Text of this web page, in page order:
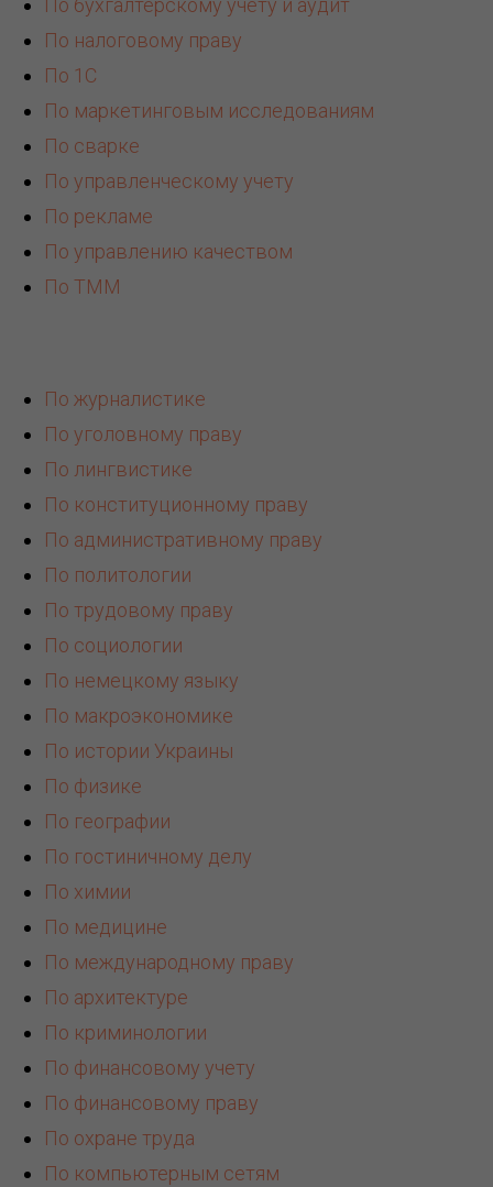
По бухгалтерскому учету и аудит
По налоговому праву
По 1С
По маркетинговым исследованиям
По сварке
По управленческому учету
По рекламе
По управлению качеством
По ТММ
По журналистике
По уголовному праву
По лингвистике
По конституционному праву
По административному праву
По политологии
По трудовому праву
По социологии
По немецкому языку
По макроэкономике
По истории Украины
По физике
По географии
По гостиничному делу
По химии
По медицине
По международному праву
По архитектуре
По криминологии
По финансовому учету
По финансовому праву
По охране труда
По компьютерным сетям